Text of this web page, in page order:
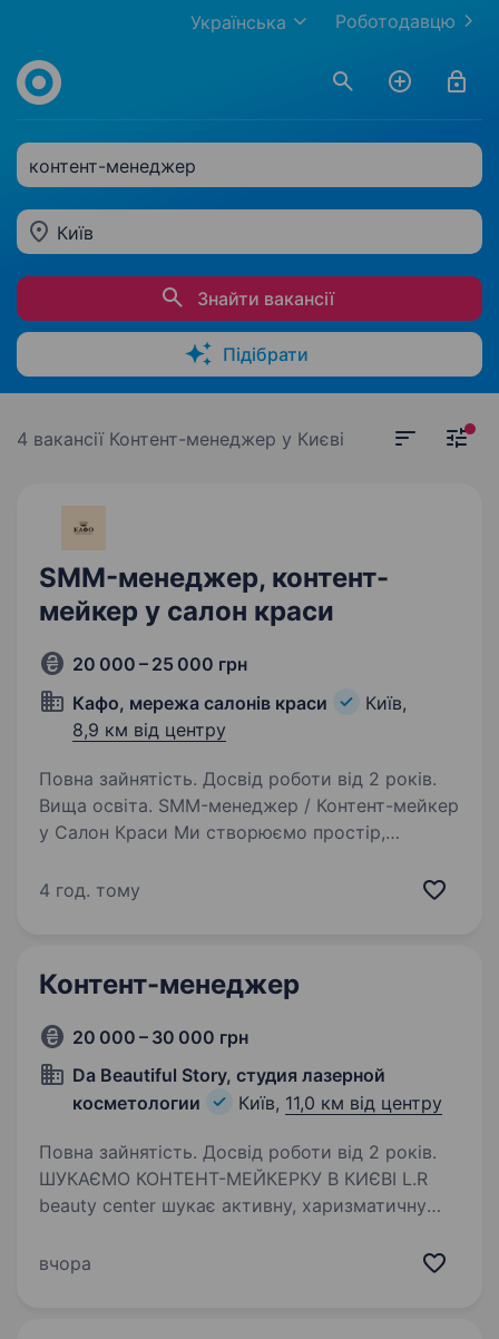
Роботодавцю
Українська
контент-менеджер
Київ
Знайти вакансії
Підібрати
4 вакансії Контент-менеджер у Києві
SMM-менеджер, контент-
мейкер у салон краси
20 000 – 25 000 грн
Кафо, мережа салонів краси
Київ,
8,9 км від центру
Повна зайнятість. Досвід роботи від 2 років.
Вища освіта. SMM-менеджер / Контент-мейкер
у Салон Краси Ми створюємо простір,
високого рівня та бездоганна естетика.
4 год. тому
Контент-менеджер
20 000 – 30 000 грн
Da Beautiful Story, студия лазерной
косметологии
Київ, 11,0 км від центру
Повна зайнятість. Досвід роботи від 2 років.
ШУКАЄМО КОНТЕНТ-МЕЙКЕРКУ В КИЄВІ L.R
beauty center шукає активну, харизматичну
TikTok. Що потрібно робити: знімати Reels,
вчора